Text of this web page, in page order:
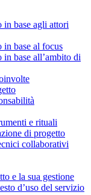
base agli attori
base al focus
base all’ambito di
e rituali
di progetto
collaborativi
e la sua gestione
d’uso del servizio